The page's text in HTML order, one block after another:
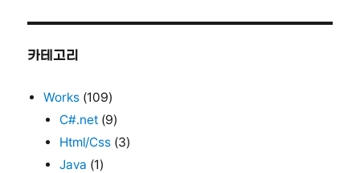
카테고리
Works (109)
C#.net (9)
Html/Css (3)
Java (1)